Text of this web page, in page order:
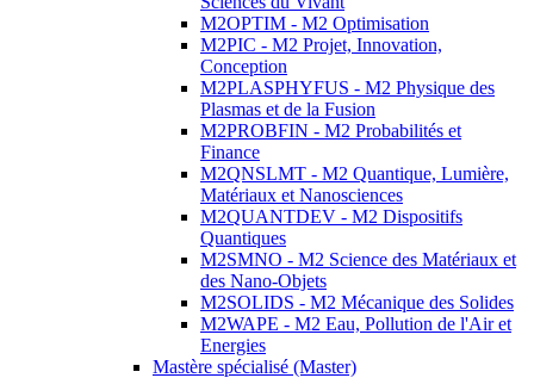
M2OPTIM - M2 Optimisation
M2PIC - M2 Projet, Innovation,
Conception
M2PLASPHYFUS - M2 Physique des
Plasmas et de la Fusion
M2PROBFIN - M2 Probabilités et
Finance
M2QNSLMT - M2 Quantique, Lumière,
Matériaux et Nanosciences
M2QUANTDEV - M2 Dispositifs
Quantiques
M2SMNO - M2 Science des Matériaux et
des Nano-Objets
M2SOLIDS - M2 Mécanique des Solides
M2WAPE - M2 Eau, Pollution de l'Air et
Energies
Mastère spécialisé (Master)